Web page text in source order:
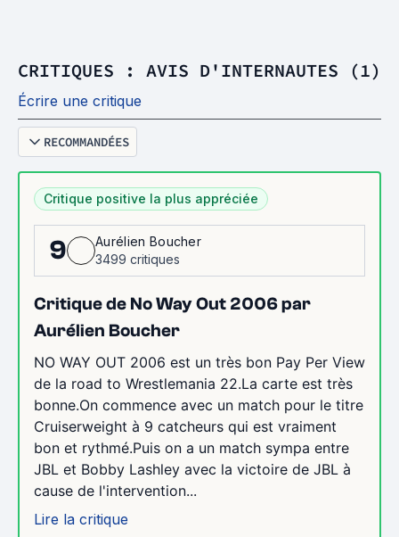
CRITIQUES : AVIS D'INTERNAUTES (1)
Écrire une critique
RECOMMANDÉES
Critique positive la plus appréciée
9
Aurélien Boucher
3499 critiques
Critique de No Way Out 2006 par
Aurélien Boucher
NO WAY OUT 2006 est un très bon Pay Per View
de la road to Wrestlemania 22.La carte est très
bonne.On commence avec un match pour le titre
Cruiserweight à 9 catcheurs qui est vraiment
bon et rythmé.Puis on a un match sympa entre
JBL et Bobby Lashley avec la victoire de JBL à
cause de l'intervention...
Lire la critique